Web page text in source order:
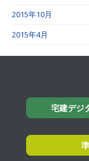
2015年10月
2015年4月
宅建デジ